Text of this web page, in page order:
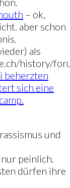
– ok,
aber schon
als
history/
beherzten
sich eine
und
peinlich.
dürfen ihre